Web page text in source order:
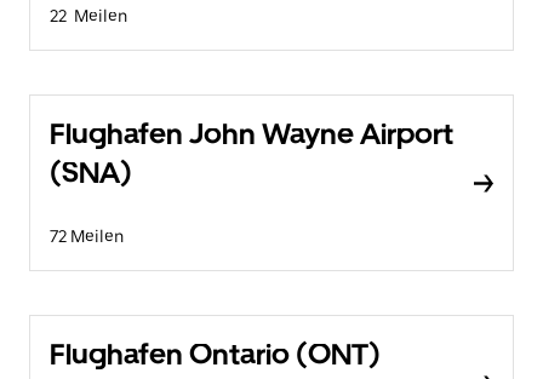
22 Meilen
Flughafen John Wayne Airport
(SNA)
72 Meilen
Flughafen Ontario (ONT)